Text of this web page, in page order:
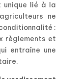
unique lié à la
ne
:
règlements et
entraîne une